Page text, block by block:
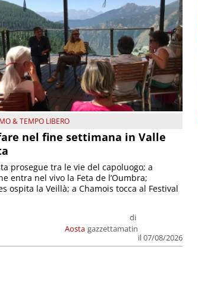
& TEMPO LIBERO
nel fine settimana in Valle
Aosta
di
gazzettamatin
il 07/08/2026
prosegue tra le vie del capoluogo; a
entra nel vivo la Feta de l’Oumbra;
ospita la Veillà; a Chamois tocca al Festival